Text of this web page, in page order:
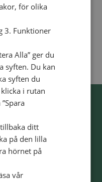
för olika
3. Funktioner
Alla” ger du
syften. Du kan
syften du
i rutan
ditt
på den lilla
hörnet på
vår